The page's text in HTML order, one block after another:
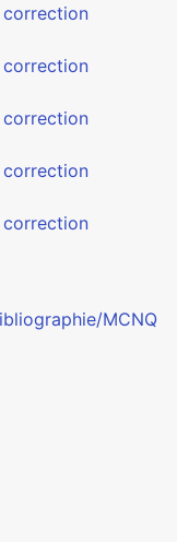
correction
correction
correction
correction
correction
MCNQ